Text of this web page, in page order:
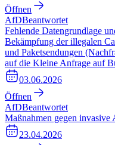
Öffnen
AfDBeantwortet
Fehlende Datengrundlage
Bekämpfung der illegalen
und Paketsendungen
auf die Kleine Anfrage auf
03.06.2026
Öffnen
AfDBeantwortet
Maßnahmen gegen
23.04.2026